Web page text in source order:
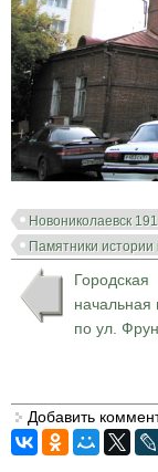
Новониколаевск
Памятники истории
Городская
начальная
по ул.
Добавить